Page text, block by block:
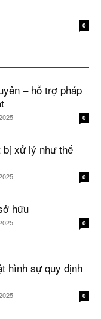
0
– hỗ trợ pháp
0
xử lý như thế
0
hữu
0
hình sự quy định
0